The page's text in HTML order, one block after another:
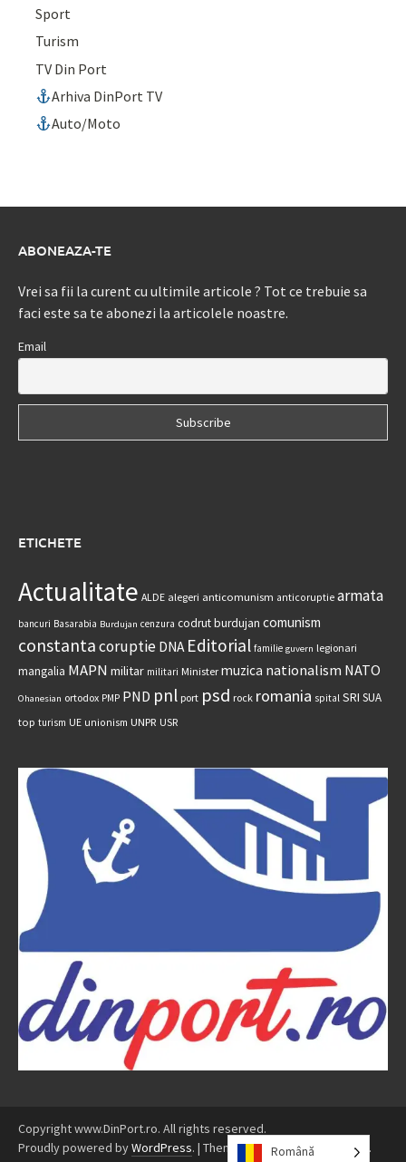
Sport
Turism
TV Din Port
Arhiva DinPort TV
Auto/Moto
ABONEAZA-TE
Vrei sa fii la curent cu ultimile articole ? Tot ce trebuie sa
faci este sa te abonezi la articolele noastre.
Email
ETICHETE
Actualitate ALDE alegeri anticomunism anticoruptie armata
bancuri Basarabia Burdujan cenzura codrut burdujan comunism
constantacoruptie DNA Editorial familie guvern legionari
mangalia MAPN militar militari Minister muzica nationalism NATO
Ohanesian ortodox PMP PND pnl port psd rock romania spital SRI SUA
top turism UE unionism UNPR USR
Copyright www.DinPort.ro. All rights reserved.
Proudly powered byWordPress. | Theme: Awaken byThemezHut .
Română